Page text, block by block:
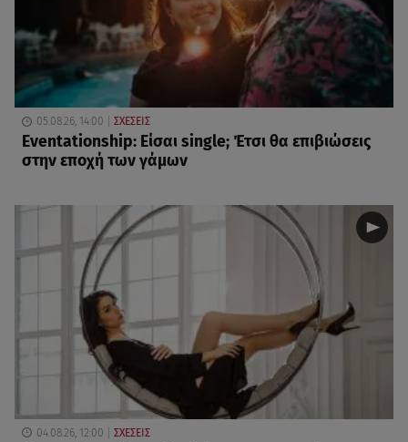
05.08.26, 14:00 ΣΧΕΣΕΙΣ
Eventationship: Είσαι single; Έτσι θα επιβιώσεις
στην εποχή των γάμων
04.08.26, 12:00 ΣΧΕΣΕΙΣ